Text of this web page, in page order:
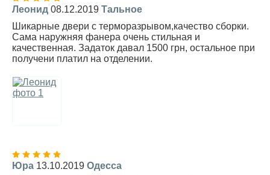
Леонид 08.12.2019 Тальное
Шикарные двери с терморазрывом,качество сборки.
Сама наружняя фанера очень стильная и
качественная. Задаток давал 1500 грн, остальное при
получени платил на отделении.
Юра 13.10.2019 Одесса